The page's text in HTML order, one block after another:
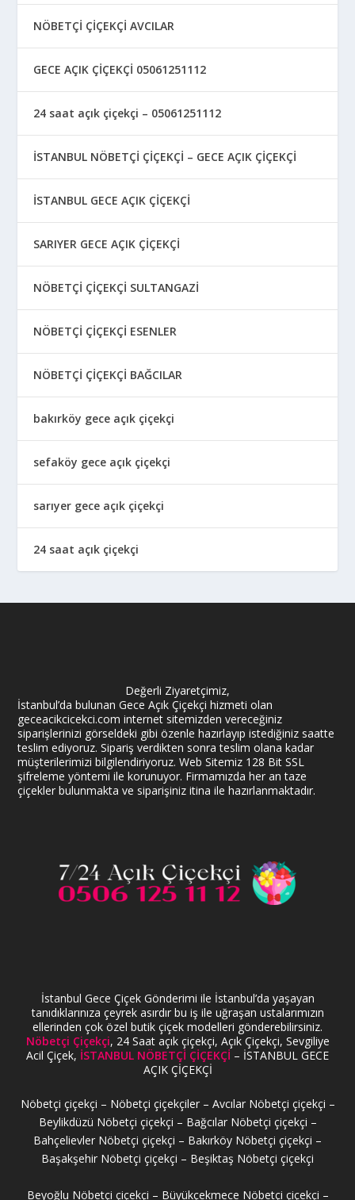
NÖBETÇİ ÇİÇEKÇİ AVCILAR
GECE AÇIK ÇİÇEKÇİ 05061251112
24 saat açık çiçekçi – 05061251112
İSTANBUL NÖBETÇİ ÇİÇEKÇİ – GECE AÇIK ÇİÇEKÇİ
İSTANBUL GECE AÇIK ÇİÇEKÇİ
SARIYER GECE AÇIK ÇİÇEKÇİ
NÖBETÇİ ÇİÇEKÇİ SULTANGAZİ
NÖBETÇİ ÇİÇEKÇİ ESENLER
NÖBETÇİ ÇİÇEKÇİ BAĞCILAR
bakırköy gece açık çiçekçi
sefaköy gece açık çiçekçi
sarıyer gece açık çiçekçi
24 saat açık çiçekçi
Değerli Ziyaretçimiz,
İstanbul’da bulunan Gece Açık Çiçekçi hizmeti olan
geceacikcicekci.com internet sitemizden vereceğiniz
siparişlerinizi görseldeki gibi özenle hazırlayıp istediğiniz saatte
teslim ediyoruz. Sipariş verdikten sonra teslim olana kadar
müşterilerimizi bilgilendiriyoruz. Web Sitemiz 128 Bit SSL
şifreleme yöntemi ile korunuyor. Firmamızda her an taze
çiçekler bulunmakta ve siparişiniz itina ile hazırlanmaktadır.
İstanbul Gece Çiçek Gönderimi ile İstanbul’da yaşayan
tanıdıklarınıza çeyrek asırdır bu iş ile uğraşan ustalarımızın
ellerinden çok özel butik çiçek modelleri gönderebilirsiniz.
Nöbetçi Çiçekçi, 24 Saat açık çiçekçi, Açık Çiçekçi, Sevgiliye
Acil Çiçek, İSTANBUL NÖBETÇİ ÇİÇEKÇİ – İSTANBUL GECE
AÇIK ÇİÇEKÇİ
Nöbetçi çiçekçi – Nöbetçi çiçekçiler – Avcılar Nöbetçi çiçekçi –
Beylikdüzü Nöbetçi çiçekçi – Bağcılar Nöbetçi çiçekçi –
Bahçelievler Nöbetçi çiçekçi – Bakırköy Nöbetçi çiçekçi –
Başakşehir Nöbetçi çiçekçi – Beşiktaş Nöbetçi çiçekçi
Beyoğlu Nöbetçi çiçekçi – Büyükçekmece Nöbetçi çiçekçi –